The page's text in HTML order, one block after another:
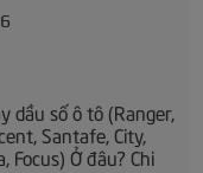
dầu số ô tô (Ranger,
Santafe, City,
Focus) Ở đâu? Chi